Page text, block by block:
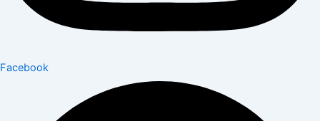
Facebook